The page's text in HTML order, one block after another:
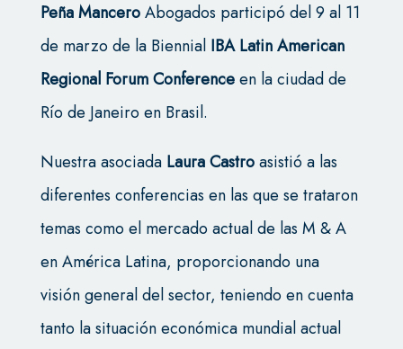
Peña ManceroAbogados participó del 9 al 11
de marzo de la Biennial IBA Latin American
Regional Forum Conferenceen la ciudad de
Río de Janeiro en Brasil.
Nuestra asociada Laura Castroasistió a las
diferentes conferencias en las que se trataron
temas como el mercado actual de las M & A
en América Latina, proporcionando una
visión general del sector, teniendo en cuenta
tanto la situación económica mundial actual